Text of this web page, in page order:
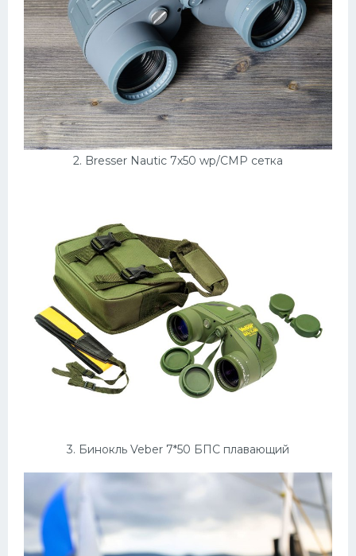
2. Bresser Nautic 7x50 wp/CMP сетка
3. Бинокль Veber 7*50 БПС плавающий